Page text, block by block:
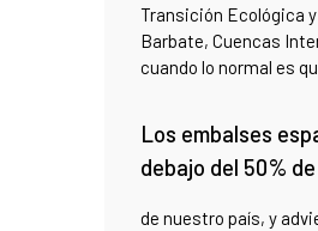
Transición Ecológica
Barbate, Cuencas
cuando lo normal es
Los embalses
debajo del 50%
de nuestro país, y